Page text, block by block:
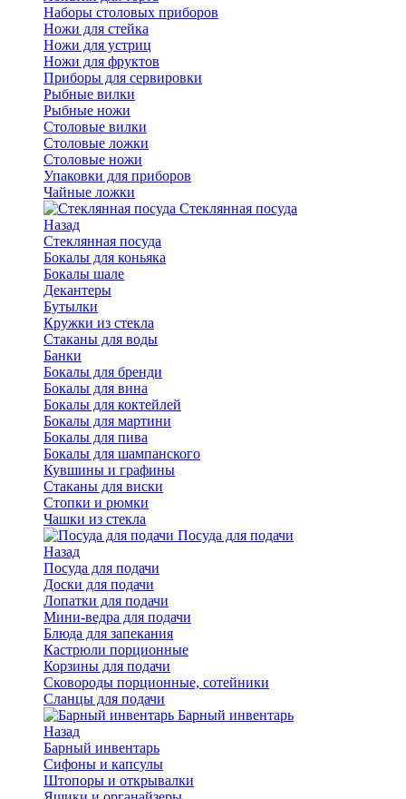
Наборы столовых приборов
Ножи для стейка
Ножи для устриц
Ножи для фруктов
Приборы для сервировки
Рыбные вилки
Рыбные ножи
Столовые вилки
Столовые ложки
Столовые ножи
Упаковки для приборов
Чайные ложки
Стеклянная посуда
Назад
Стеклянная посуда
Бокалы для коньяка
Бокалы шале
Декантеры
Бутылки
Кружки из стекла
Стаканы для воды
Банки
Бокалы для бренди
Бокалы для вина
Бокалы для коктейлей
Бокалы для мартини
Бокалы для пива
Бокалы для шампанского
Кувшины и графины
Стаканы для виски
Стопки и рюмки
Чашки из стекла
Посуда для подачи
Назад
Посуда для подачи
Доски для подачи
Лопатки для подачи
Мини-ведра для подачи
Блюда для запекания
Кастрюли порционные
Корзины для подачи
Сковороды порционные, сотейники
Сланцы для подачи
Барный инвентарь
Назад
Барный инвентарь
Сифоны и капсулы
Штопоры и открывалки